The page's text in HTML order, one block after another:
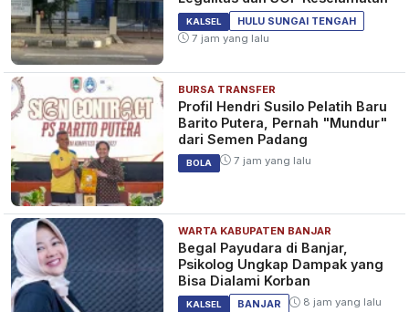
KALSEL 2 tahun yang lalu
Sempat Viral Bujuk Anak-anak
Pegang Kemaluannya, Kai
Kocok Diamankan Polres
Tabalong
KALSEL 2 tahun yang lalu
Perwira di Bidhumas Polda
Kalsel Dipercaya Menjadi
Wakapolres Tabalong
KALSEL 2 tahun yang lalu
KALSEL
HULU SUNGAI TENGAH
7 jam yang lalu
BURSA TRANSFER
Profil Hendri Susilo Pelatih Baru
Barito Putera, Pernah "Mundur"
dari Semen Padang
BOLA 7 jam yang lalu
WARTA KABUPATEN BANJAR
Begal Payudara di Banjar,
Psikolog Ungkap Dampak yang
Bisa Dialami Korban
KALSEL BANJAR 8 jam yang lalu